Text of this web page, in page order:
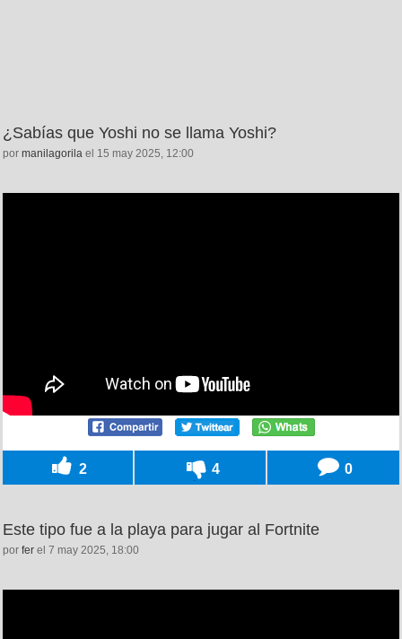
¿Sabías que Yoshi no se llama Yoshi?
por manilagorila el 15 may 2025, 12:00
2 4 0
Este tipo fue a la playa para jugar al Fortnite
por fer el 7 may 2025, 18:00